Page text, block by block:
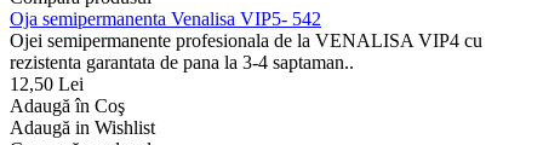
Oja semipermanenta Venalisa VIP5- 542
Ojei semipermanente profesionala de la VENALISA VIP4 cu
rezistenta garantata de pana la 3-4 saptaman..
12,50 Lei
Adaugă în Coş
Adaugă in Wishlist